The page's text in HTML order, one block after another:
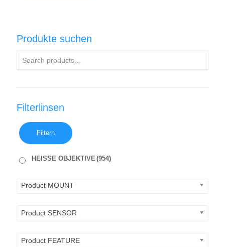
Produkte suchen
Filterlinsen
Filtern
HEISSE OBJEKTIVE(954)
Product MOUNT
Product SENSOR
Product FEATURE